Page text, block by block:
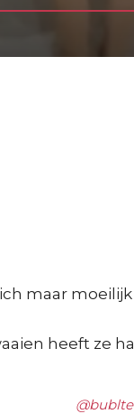
maar
heeft ze